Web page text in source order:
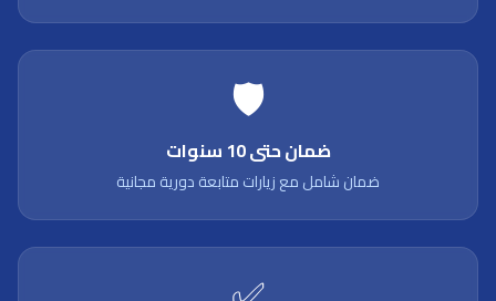
🛡️
ضمان حتى 10 سنوات
ضمان شامل مع زيارات متابعة دورية مجانية